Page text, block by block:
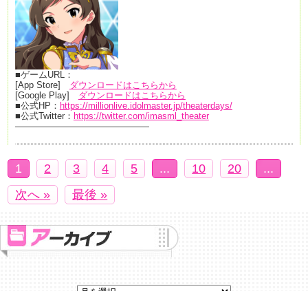
■ゲームURL：
[App Store] ダウンロードはこちらから
[Google Play] ダウンロードはこちらから
■公式HP： https://millionlive.idolmaster.jp/theaterdays/
■公式Twitter： https://twitter.com/imasml_theater
———————————————
1 2 3 4 5 ... 10 20
...
次へ »
最後 »